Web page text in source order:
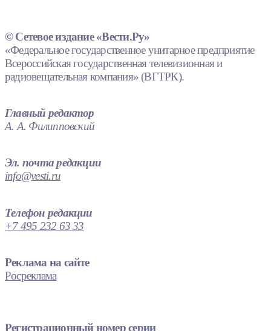
© Сетевое издание «Вести.Ру»
«Федеральное государственное унитарное предприятие
Всероссийская государственная телевизионная и
радиовещательная компания» (ВГТРК).
Главный редактор
А. А. Филипповский
Эл. почта редакции
info@vesti.ru
Телефон редакции
+7 495 232 63 33
Реклама на сайте
Росреклама
Регистрационный номер серии